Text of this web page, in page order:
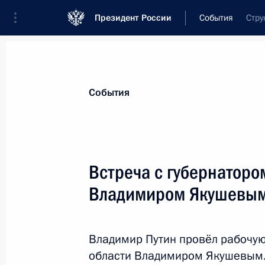
Президент России События
Новости
Послания Федеральному Собранию
Заявления по важнейшим вопросам
Речи и обращения
События
Встреча с
Владимиром
Владимир Путин провёл
области Владимиром